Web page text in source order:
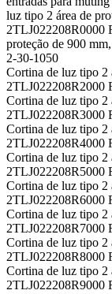
luz tipo 2 área de
2TLJ022208R0000
proteção de 900
2-30-1050
Cortina de luz tipo 2
2TLJ022208R2000
Cortina de luz tipo 2
2TLJ022208R3000
Cortina de luz tipo 2
2TLJ022208R4000
Cortina de luz tipo 2
2TLJ022208R5000
Cortina de luz tipo 2
2TLJ022208R6000
Cortina de luz tipo 2
2TLJ022208R7000
Cortina de luz tipo 2
2TLJ022208R8000
Cortina de luz tipo 2
2TLJ022208R9000